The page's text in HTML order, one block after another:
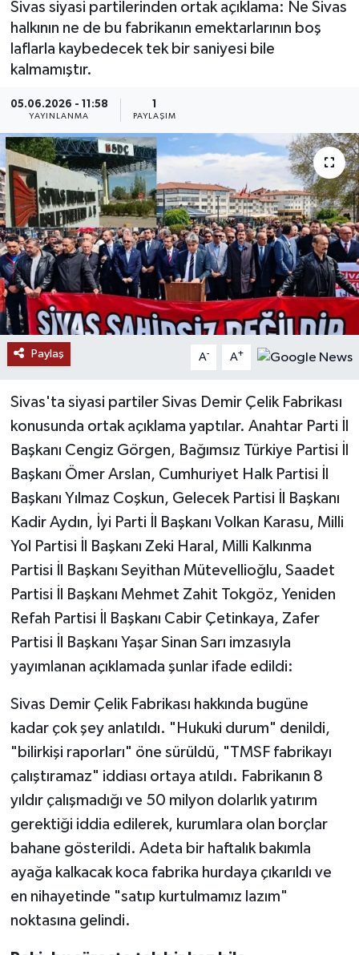
Sivas siyasi partilerinden ortak açıklama: Ne Sivas
halkının ne de bu fabrikanın emektarlarının boş
laflarla kaybedecek tek bir saniyesi bile
kalmamıştır.
05.06.2026 - 11:58
YAYINLANMA
1
PAYLAŞIM
Paylaş A- A+
Sivas'ta siyasi partiler Sivas Demir Çelik Fabrikası
konusunda ortak açıklama yaptılar. Anahtar Parti İl
Başkanı Cengiz Görgen, Bağımsız Türkiye Partisi İl
Başkanı Ömer Arslan, Cumhuriyet Halk Partisi İl
Başkanı Yılmaz Coşkun, Gelecek Partisi İl Başkanı
Kadir Aydın, İyi Parti İl Başkanı Volkan Karasu, Milli
Yol Partisi İl Başkanı Zeki Haral, Milli Kalkınma
Partisi İl Başkanı Seyithan Mütevellioğlu, Saadet
Partisi İl Başkanı Mehmet Zahit Tokgöz, Yeniden
Refah Partisi İl Başkanı Cabir Çetinkaya, Zafer
Partisi İl Başkanı Yaşar Sinan Sarı imzasıyla
yayımlanan açıklamada şunlar ifade edildi:
Sivas Demir Çelik Fabrikası hakkında bugüne
kadar çok şey anlatıldı. "Hukuki durum" denildi,
"bilirkişi raporları" öne sürüldü, "TMSF fabrikayı
çalıştıramaz" iddiası ortaya atıldı. Fabrikanın 8
yıldır çalışmadığı ve 50 milyon dolarlık yatırım
gerektiği iddia edilerek, kurumlara olan borçlar
bahane gösterildi. Adeta bir haftalık bakımla
ayağa kalkacak koca fabrika hurdaya çıkarıldı ve
en nihayetinde "satıp kurtulmamız lazım"
noktasına gelindi.
MAGAZİN
ÖZEL HABER
RESMİ İLANLAR
SAĞLIK
SİYASET
SOSYAL YARDIMLAR
SPONSORLU YAZI
SPOR
TEKNOLOJİ
YAŞAM